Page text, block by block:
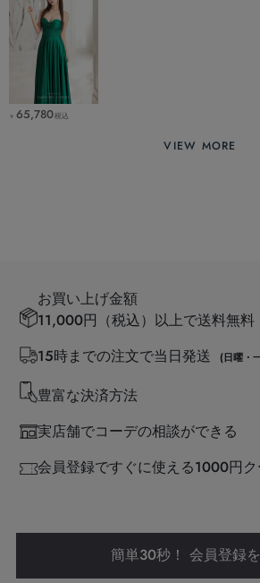
￥ 65,780税込
VIEW MORE
お買い上げ金額
11,000円（税込）以上で送料無料
15時までの注文で当日発送
(日曜・
豊富な決済方法
実店舗でコーデの相談ができる
会員登録ですぐに使える1000円ク
簡単30秒！ 会員登録